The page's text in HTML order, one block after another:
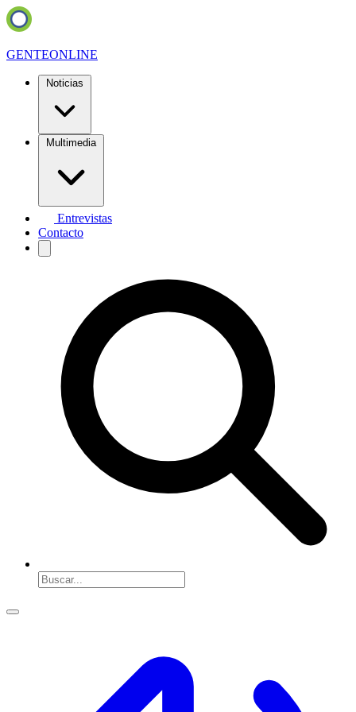
GENTEONLINE
Noticias
Multimedia
Entrevistas
Contacto